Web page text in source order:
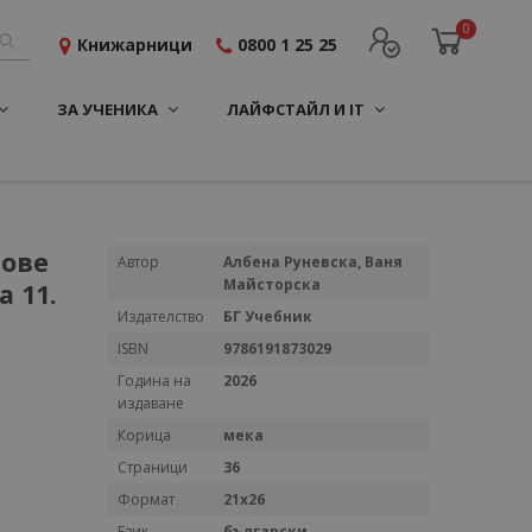
0
Книжарници 0800 1 25 25
ЗА УЧЕНИКА ЛАЙФСТАЙЛ И IT
11.
Повече
Автор
Албена Руневска, Ваня
Майсторска
Издателство
БГ Учебник
ISBN
9786191873029
Година на
издаване
2026
Корица
мека
Страници
36
Формат
21х26